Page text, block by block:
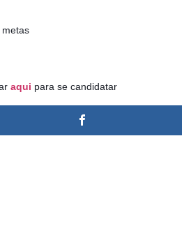
metas
aqui para se candidatar